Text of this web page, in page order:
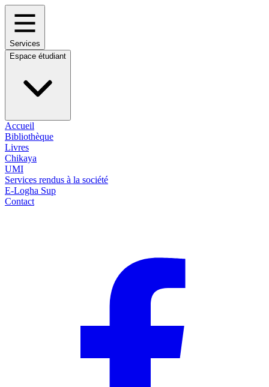
Services
Espace étudiant
Accueil
Bibliothèque
Livres
Chikaya
UMI
Services rendus à la société
E-Logha Sup
Contact